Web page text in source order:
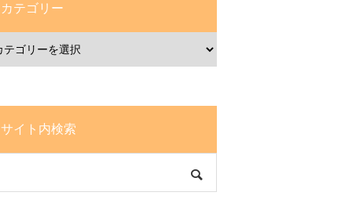
カテゴリー
サイト内検索